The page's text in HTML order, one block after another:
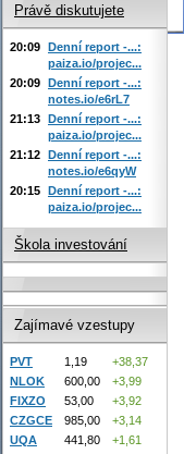
Právě diskutujete
20:09 Denní report -...:
paiza.io/projec...
20:09 Denní report -...:
notes.io/e6rL7
21:13 Denní report -...:
paiza.io/projec...
21:12 Denní report -...:
notes.io/e6qyW
20:15 Denní report -...:
paiza.io/projec...
Škola investování
Zajímavé vzestupy
PVT 1,19
+38,37
NLOK
600,00
+3,99
FIXZO
53,00
+3,92
CZGCE
985,00
+3,14
UQA
441,80 +1,61